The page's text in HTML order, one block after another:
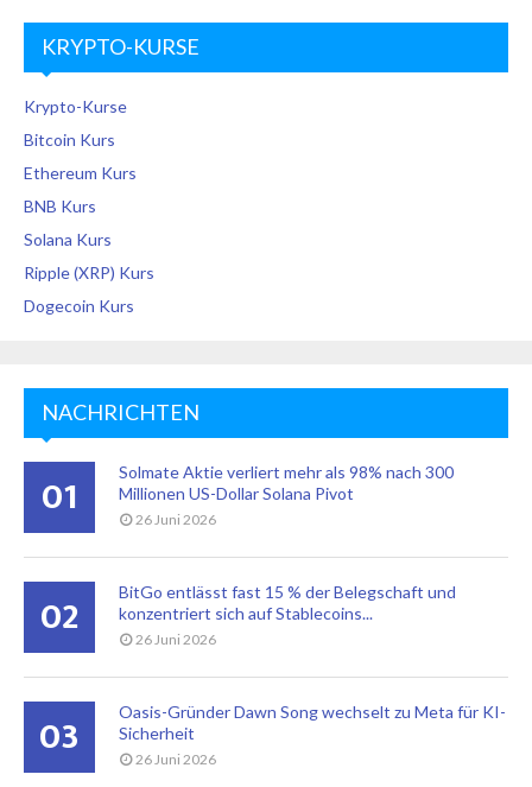
KRYPTO-KURSE
Krypto-Kurse
Bitcoin Kurs
Ethereum Kurs
BNB Kurs
Solana Kurs
Ripple (XRP) Kurs
Dogecoin Kurs
NACHRICHTEN
01
Solmate Aktie verliert mehr als 98% nach 300
Millionen US-Dollar Solana Pivot
26 Juni 2026
02
BitGo entlässt fast 15 % der Belegschaft und
konzentriert sich auf Stablecoins...
26 Juni 2026
03
Oasis-Gründer Dawn Song wechselt zu Meta für KI-
Sicherheit
26 Juni 2026